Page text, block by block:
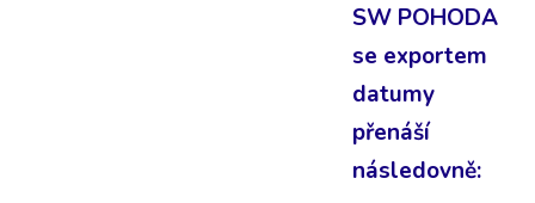
SW POHODA
se exportem
datumy
přenáší
následovně: